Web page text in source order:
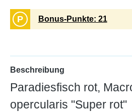
P Bonus-Punkte: 21
Beschreibung
Paradiesfisch rot,
opercularis "Super rot"